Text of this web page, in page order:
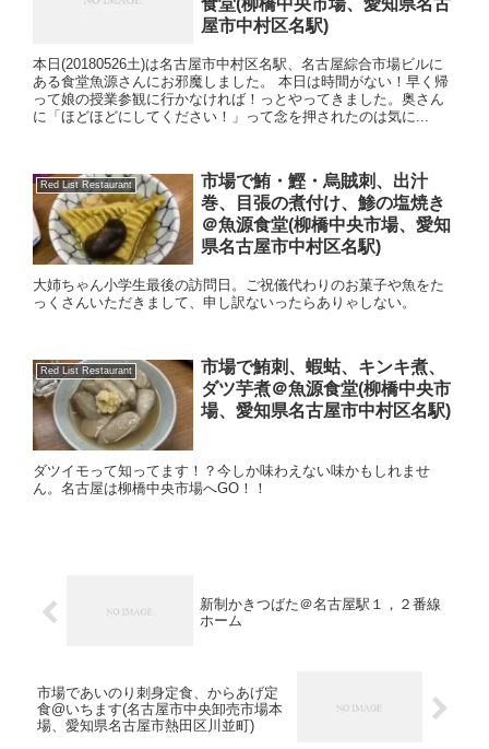
屋市中村区名駅)
本日(20180526土)は名古屋市中村区名駅、名古屋綜合市場ビルに
ある食堂魚源さんにお邪魔しました。 本日は時間がない！早く帰
って娘の授業参観に行かなければ！っとやってきました。奥さん
に「ほどほどにしてください！」って念を押されたのは気に...
Red List Restaurant
市場で鮪・鰹・烏賊刺、出汁
巻、目張の煮付け、鯵の塩焼き
＠魚源食堂(柳橋中央市場、愛知
県名古屋市中村区名駅)
大姉ちゃん小学生最後の訪問日。ご祝儀代わりのお菓子や魚をた
っくさんいただきまして、申し訳ないったらありゃしない。
Red List Restaurant
市場で鮪刺、蝦蛄、キンキ煮、
ダツ芋煮＠魚源食堂(柳橋中央市
場、愛知県名古屋市中村区名駅)
ダツイモって知ってます！？今しか味わえない味かもしれませ
ん。名古屋は柳橋中央市場へGO！！
新制かきつばた＠名古屋駅１，２番線
ホーム
市場であいのり刺身定食、からあげ定
食@いちます(名古屋市中央卸売市場本
場、愛知県名古屋市熱田区川並町)